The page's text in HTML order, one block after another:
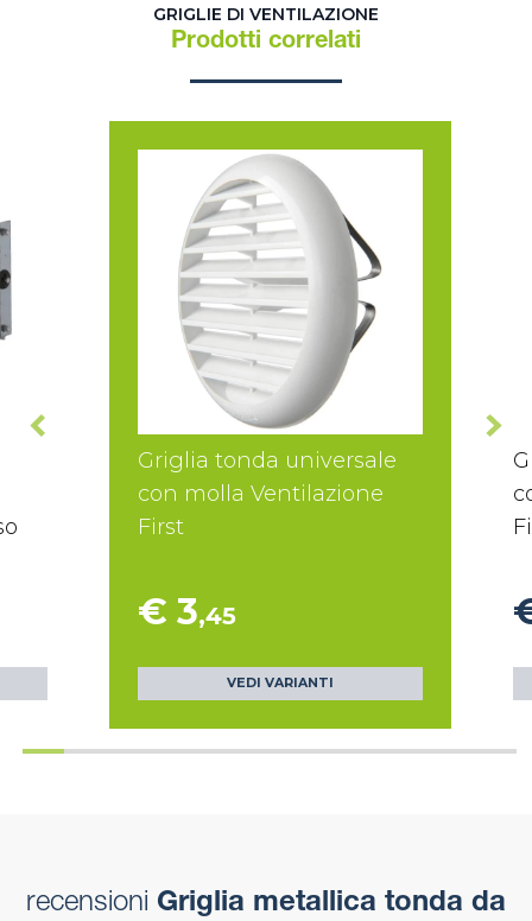
GRIGLIE DI VENTILAZIONE
Prodotti correlati
Griglia tonda universale
con molla Ventilazione
First
€ 3,45
VEDI VARIANTI
recensioni Griglia metallica tonda da